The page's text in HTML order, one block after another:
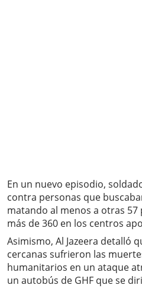
En un nuevo episodio,
contra personas que
matando al menos a otras
más de 360 en los centros
Asimismo, Al Jazeera detalló
cercanas sufrieron las
humanitarios en un ataque
un autobús de GHF que se